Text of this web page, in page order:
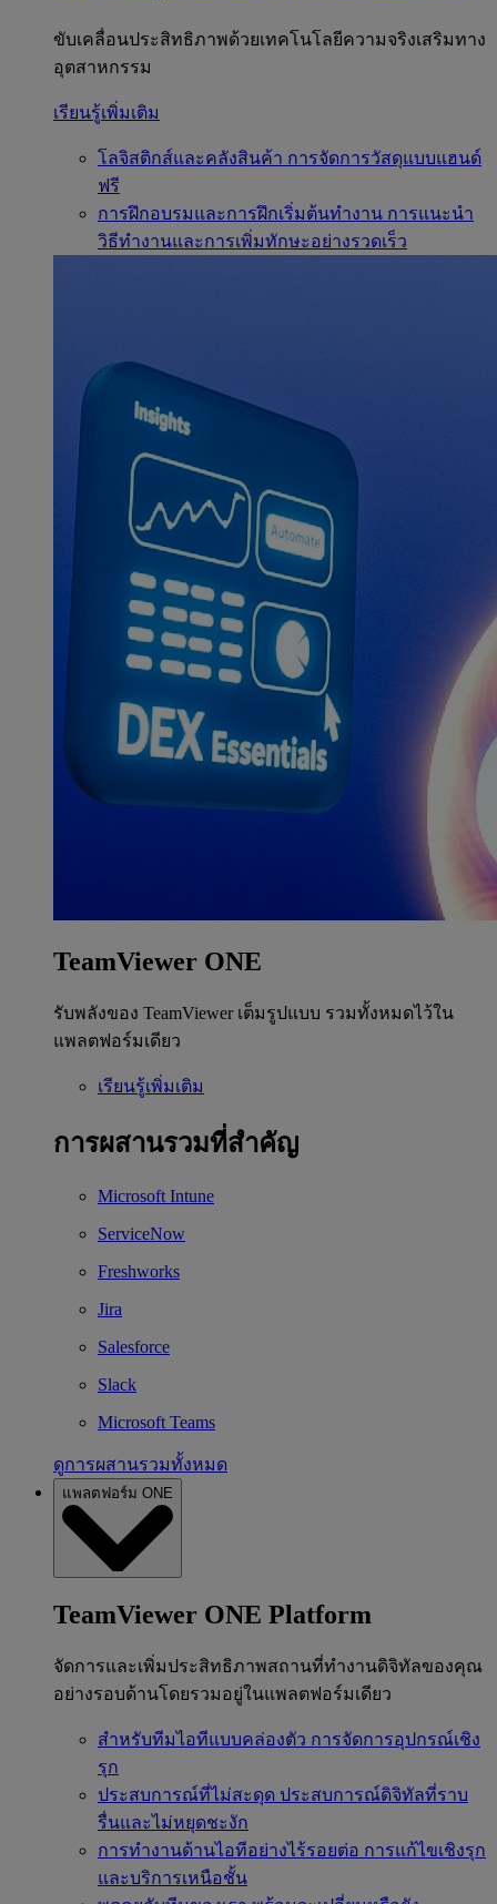
ขับเคลื่อนประสิทธิภาพด้วยเทคโนโลยีความจริงเสริมทาง
อุตสาหกรรม
เรียนรู้เพิ่มเติม
โลจิสติกส์และคลังสินค้า การจัดการวัสดุแบบแฮนด์
ฟรี
การฝึกอบรมและการฝึกเริ่มต้นทำงาน การแนะนำ
วิธีทำงานและการเพิ่มทักษะอย่างรวดเร็ว
TeamViewer ONE
รับพลังของ TeamViewer เต็มรูปแบบ รวมทั้งหมดไว้ใน
แพลตฟอร์มเดียว
เรียนรู้เพิ่มเติม
การผสานรวมที่สำคัญ
Microsoft Intune
ServiceNow
Freshworks
Jira
Salesforce
Slack
Microsoft Teams
ดูการผสานรวมทั้งหมด
แพลตฟอร์ม ONE
TeamViewer ONE Platform
จัดการและเพิ่มประสิทธิภาพสถานที่ทำงานดิจิทัลของคุณ
อย่างรอบด้านโดยรวมอยู่ในแพลตฟอร์มเดียว
สำหรับทีมไอทีแบบคล่องตัว การจัดการอุปกรณ์เชิง
รุก
ประสบการณ์ที่ไม่สะดุด ประสบการณ์ดิจิทัลที่ราบ
รื่นและไม่หยุดชะงัก
การทำงานด้านไอทีอย่างไร้รอยต่อ การแก้ไขเชิงรุก
และบริการเหนือชั้น